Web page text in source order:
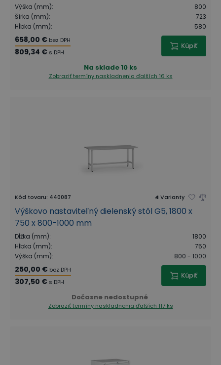
Výška (mm):
800
Šírka (mm):
723
Hĺbka (mm): 580
658,00 € bez DPH
809,34 € s DPH
Kúpiť
Na sklade10 ks
Zobraziť termíny naskladnenia ďalších 16 ks
Kód tovaru: 440087 4 Varianty
Výškovo nastaviteľný dielenský stôl G5, 1800 x
750 x 800-1000 mm
Dĺžka (mm):
1800
Hĺbka (mm):
750
Výška (mm): 800 - 1000
250,00 € bez DPH
307,50 € s DPH
Kúpiť
Dočasne nedostupné
Zobraziť termíny naskladnenia ďalších 117 ks